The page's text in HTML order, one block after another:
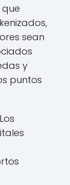
sean
y
puntos